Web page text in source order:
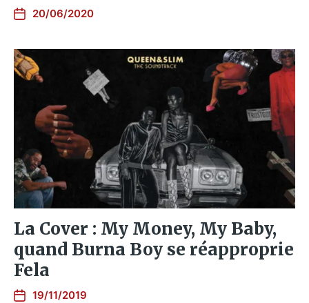
20/06/2020
La Cover : My Money, My Baby,
quand Burna Boy se réapproprie
Fela
19/11/2019